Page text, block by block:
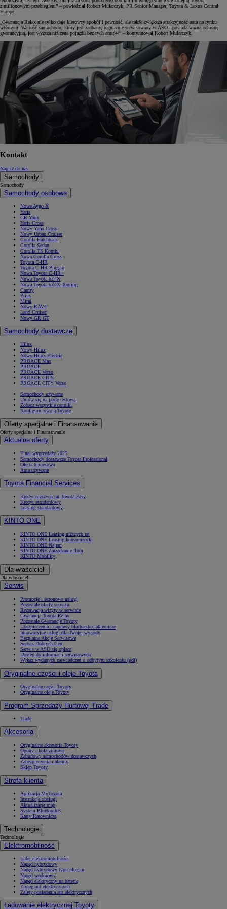
z milionowym przebiegiem” – powiedział Robert Mularczyk, PR Senior Manager, Toyota & Lexus Central
Europe.
„Gwarancja Relax nie tylko daje kierowcy spokój i pewność, ale także zwiększa atrakcyjność auta na rynku
wtórnym. Wartość samochodu, który jest zadbany, regularnie serwisowany w ASO i posiada ważną ochronę
gwarancyjną, jest wyższa niż cena pojazdu bez tych atutów” – kontynuował Robert Mularczyk.
Kontakt
Napisz do nas
Samochody
Samochody
Samochody osobowe
Nowe Aygo X
Yaris
GR Yaris
Yaris Cross
Nowy Yaris Cross
Nowy Urban Cruiser
Corolla Hatchback
Corolla Sedan
Corolla TS Kombi
Nowa Corolla Cross
Toyota C-HR
Toyota C-HR Plug-in
Nowa Toyota C-HR+
Nowa Toyota bZ4X
Nowa Toyota bZ4X Touring
Camry
Prius
Mirai
Nowy RAV4
Land Cruiser
Nowy GR GT
Samochody dostawcze
Hilux
Nowy Hilux
Nowy Hilux Electric
PROACE Max
PROACE
PROACE Verso
PROACE CITY
PROACE CITY Verso
Samochody używane
Umów się na jazdę testową
Zobacz wszystkie cenniki
Konfiguruj swoją Toyotę
Oferty specjalne i Finansowanie
Oferty specjalne i Finansowanie
Aktualne oferty
Finał wyprzedaży 2025
Samochody dostawcze Toyota Professional
Oferta biznesowa
Auta używane
Toyota Financial Services
Kredyt niższych rat Toyota Easy
Kredyt standardowy
Leasing standardowy
KINTO ONE
KINTO ONE Leasing niższych rat
KINTO ONE Leasing konsumencki
KINTO ONE Najem
KINTO ONE Zarządzanie flotą
KINTO Mobility
Dla właścicieli
Dla właścicieli
Serwis
Promocje i sezonowe usługi
Pozostałe oferty serwisu
Rezerwacja wizyty w serwisie
Gwarancja Toyota Relax
Pozostałe Gwarancje Toyoty
Ubezpieczenia i naprawy blacharsko-lakiernicze
Innowacyjne usługi dla Twojej wygody
Bezpłatne Akcje Serwisowe
Serwis Dobrych Cen
Serwis w ASO się opłaca
Dostęp do informacji serwisowych
Wykaz wydanych zaświadczeń o odbytym szkoleniu (pdf)
Oryginalne części i oleje Toyota
Oryginalne części Toyoty
Oryginalne oleje Toyoty
Program Sprzedaży Hurtowej Trade
Trade
Akcesoria
Oryginalne akcesoria Toyoty
Opony i koła zimowe
Zabudowy samochodów dostawczych
Zabezpieczenia i alarmy
Sklep Toyoty
Strefa klienta
Aplikacja MyToyota
Instrukcje obsługi
Aktualizacja map
System Bluetooth®
Karty Ratownicze
Technologie
Technologie
Elektromobilność
Lider elektromobilności
Napęd hybrydowy
Napęd hybrydowy typu plug-in
Napęd wodorowy
Napęd elektryczny na baterię
Zasięg aut elektrycznych
Zalety posiadania aut elektrycznych
Ładowanie elektrycznej Toyoty